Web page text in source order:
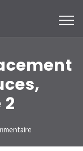
Fortnite